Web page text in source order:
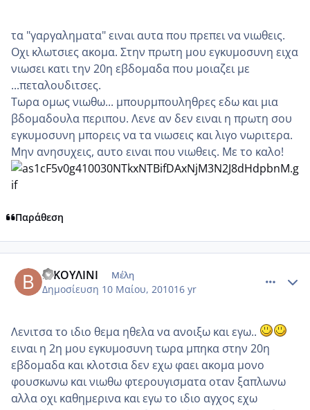
τα "γαργαληματα" ειναι αυτα που πρεπει να νιωθεις.
Οχι κλωτσιες ακομα. Στην πρωτη μου εγκυμοσυνη ειχα
νιωσει κατι την 20η εβδομαδα που μοιαζει με
...πεταλουδιτσες.
Τωρα ομως νιωθω... μπουρμπουληθρες εδω και μια
βδομαδουλα περιπου. Λενε αν δεν ειναι η πρωτη σου
εγκυμοσυνη μπορεις να τα νιωσεις και λιγο νωριτερα.
Μην ανησυχεις, αυτο ειναι που νιωθεις. Με το καλο!
Παράθεση
ΒΙΚΟΥΛΙΝΙ Μέλη
Δημοσίευση 10 Μαίου, 201016 yr
Λενιτσα το ιδιο θεμα ηθελα να ανοιξω και εγω..
ειναι η 2η μου εγκυμοσυνη τωρα μπηκα στην 20η
εβδομαδα και κλοτσια δεν εχω φαει ακομα μονο
φουσκωνω και νιωθω φτερουγισματα οταν ξαπλωνω
αλλα οχι καθημερινα και εγω το ιδιο αγχος εχω